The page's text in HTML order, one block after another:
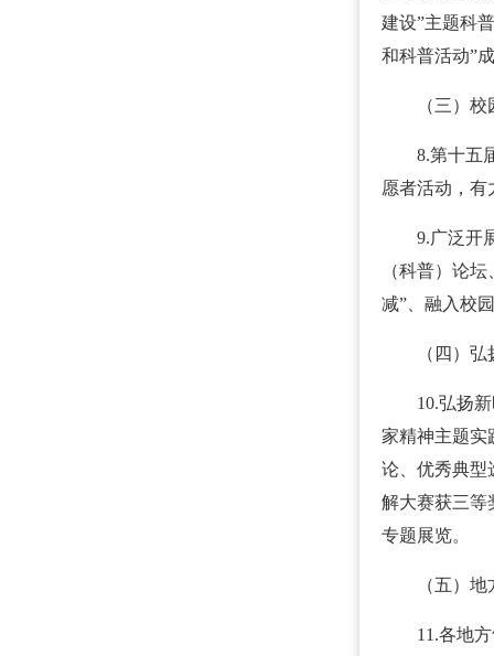
建设”主题科
和科普活动”
（三）
8.第十五
愿者活动，有
9.广泛开
（科普）论
减”、融入校
（四）
10.弘扬
家精神主题实
论、优秀典型
解大赛获三等
专题展览。
（五）
11.各地